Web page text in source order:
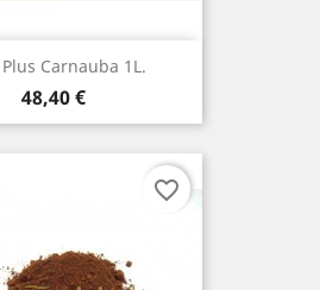
Carnauba 1L.
Precio
48,40 €
favorite_border